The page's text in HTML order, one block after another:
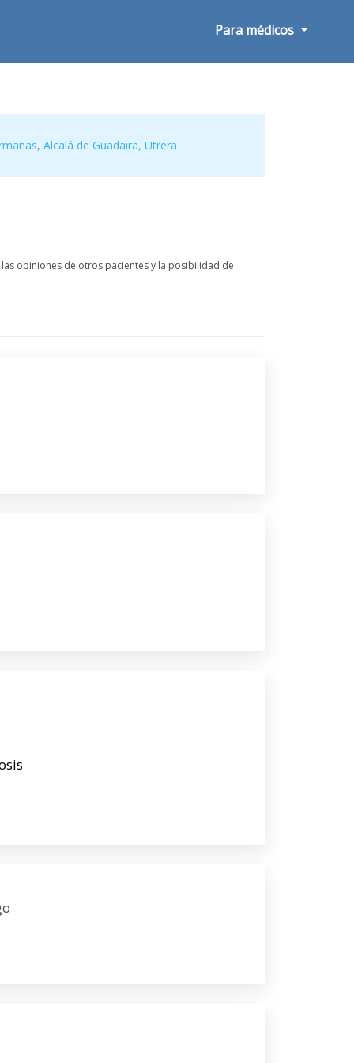
Para médicos
,Alcalá de Guadaira,Utrera
opiniones de otros pacientes y la posibilidad de